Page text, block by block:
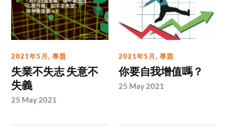
2021年5月,專題
失業不失志 失意不
失義
25 May 2021
2021年5月,專題
你要自我增值嗎？
25 May 2021